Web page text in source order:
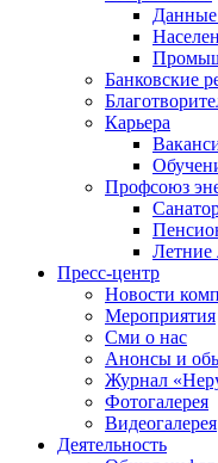
Данные
Банковские
Карьера
Профсоюз
Летние
Пресс-центр
Новости
Мероприятия
Сми о нас
Анонсы и
Журнал
Фотогалерея
Видеогалерея
Деятельность